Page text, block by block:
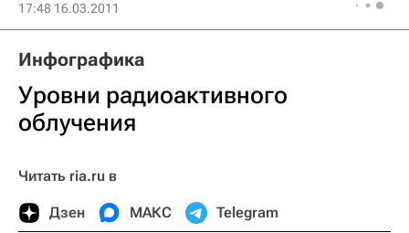
17:48 16.03.2011
Инфографика
Уровни радиоактивного
облучения
Читать ria.ru в
Дзен МАКС Telegram